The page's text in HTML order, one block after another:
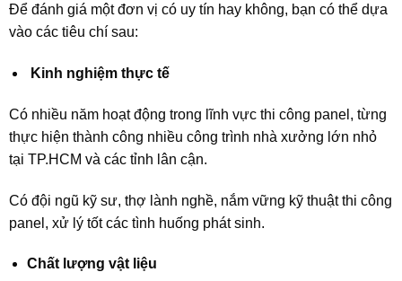
Để đánh giá một đơn vị có uy tín hay không, bạn có thể dựa
vào các tiêu chí sau:
Kinh nghiệm thực tế
Có nhiều năm hoạt động trong lĩnh vực thi công panel, từng
thực hiện thành công nhiều công trình nhà xưởng lớn nhỏ
tại TP.HCM và các tỉnh lân cận.
Có đội ngũ kỹ sư, thợ lành nghề, nắm vững kỹ thuật thi công
panel, xử lý tốt các tình huống phát sinh.
Chất lượng vật liệu